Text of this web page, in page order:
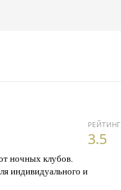
РЕЙТИНГ
3.5
ночных клубов.
индивидуального и